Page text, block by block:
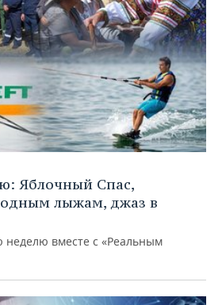
Яблочный Спас,
лыжам, джаз в
вместе с «Реальным